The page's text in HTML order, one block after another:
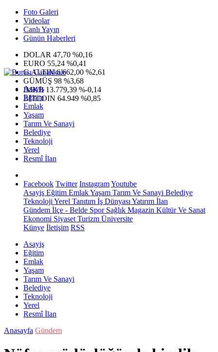
Foto Galeri
Videolar
Canlı Yayın
Günün Haberleri
DOLAR 47,70 %0,16
EURO 55,24 %0,41
G.ALTIN6.662,00 %2,61
GÜMÜŞ 98 %3,68
IMKB 13.779,39 %-0,14
BITCOIN 64.949 %0,85
Asayiş
Eğitim
Emlak
Yaşam
Tarım Ve Sanayi
Belediye
Teknoloji
Yerel
Resmî İlan
Facebook Twitter InstagramYoutube
Asayiş Eğitim EmlakYaşam Tarım Ve Sanayi Belediye
Teknoloji Yerel Tanıtım İş Dünyası Yatırım İlan
Gündem İlçe - Belde SporSağlık Magazin Kültür Ve Sanat
Ekonomi Siyaset Turizm Üniversite
Künye İletişim RSS
Asayiş
Eğitim
Emlak
Yaşam
Tarım Ve Sanayi
Belediye
Teknoloji
Yerel
Resmî İlan
Anasayfa Gündem